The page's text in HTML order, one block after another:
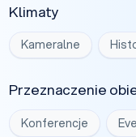
Klimaty
Kameralne
Przeznaczenie
Konferencje